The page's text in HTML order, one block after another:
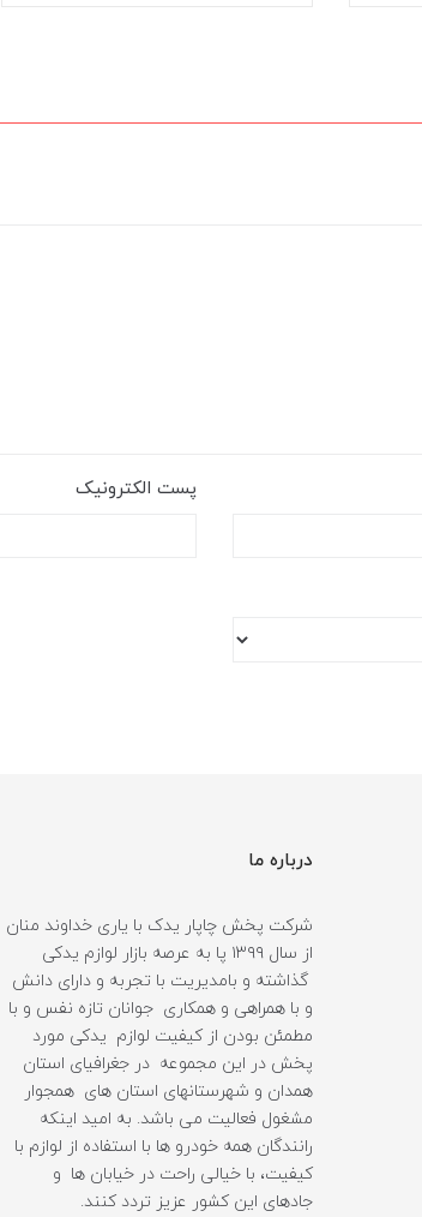
پست الکترونیک
درباره ما
شرکت پخش چاپار یدک با یاری خداوند منان
از سال ۱۳۹۹ پا به عرصه بازار لوازم یدکی
گذاشته و بامدیریت با تجربه و دارای دانش
و با همراهی و همکاری جوانان تازه نفس و با
مطمئن بودن از کیفیت لوازم یدکی مورد
پخش در این مجموعه در جغرافیای استان
همدان و شهرستانهای استان های همجوار
مشغول فعالیت می باشد. به امید اینکه
رانندگان همه خودرو ها با استفاده از لوازم با
کیفیت، با خیالی راحت در خیابان ها و
جادهای این کشور عزیز تردد کنند.